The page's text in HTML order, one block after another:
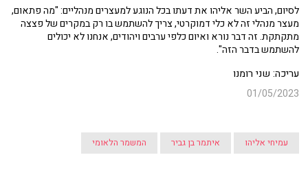
לסיום, הביע השר אליהו את דעתו בכל הנוגע למעצרים מנהליים: "מה פתאום,
מעצר מנהלי זה לא כלי דמוקרטי, צריך להשתמש בו רק במקרים של פצצה
מתקתקת. זה דבר נורא ואיום כלפי ערבים ויהודים, אנחנו לא יכולים
להשתמש בדבר הזה".
עריכה: שני רומנו
01/05/2023
עמיחי אליהו איתמר בן גביר המשמר הלאומי